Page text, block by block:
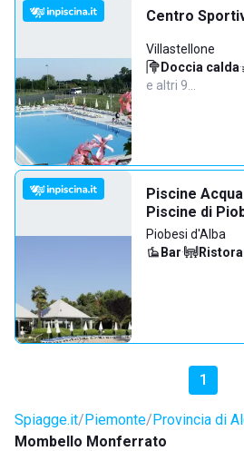
Centro
Villastellone
Doccia calda·
e altri 9…
Piscine
Piscine di
Piobesi d'Alba
Bar·
1
Spiagge.it Piemonte Provincia di
Mombello Monferrato